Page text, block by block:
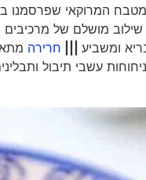
המרוקאי שפרסמנו
מושלם של מרכיבים
ומשביע
חרירה
עשבי תיבול